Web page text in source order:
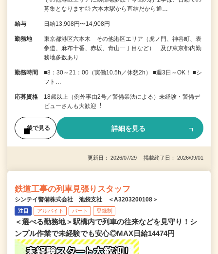
募集となります◎ 六本木駅から直結だから通…
給与 日給13,908円〜14,908円
勤務地
東京都港区六本木 その他港区エリア（虎ノ門、神谷町、表
参道、麻布十番、赤坂、青山一丁目など） 及び東京都内勤
務地多数あり
勤務時間
■8：30～21：00（実働10.5h／休憩2h） ■週3日～OK！ ■シ
フト…
応募資格
18歳以上（例外事由2号／警備業法による）未経験・警備デ
ビューさんも⼤歓迎︕
後で見る 詳細を見る
更新日： 2026/07/29 掲載終了日： 2026/09/01
鉄道工事の列車見張りスタッフ
シンテイ警備株式会社 池袋支社 ＜A3203200108＞
注目 アルバイト パート 登録制
＜選べる勤務地＞駅構内で列車の往来などを見守り！シ
ンプル作業で未経験でも安心◎MAX日給14474円